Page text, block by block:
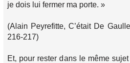
je dois lui fermer ma porte. »
(Alain Peyrefitte, C’était De
216-217)
Et, pour rester dans le même